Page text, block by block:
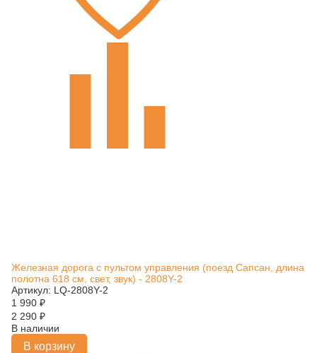
Железная дорога с пультом управления (поезд Сапсан, длина
полотна 618 см, свет, звук) - 2808Y-2
Артикул: LQ-2808Y-2
1 990 ₽
2 290 ₽
В наличии
В корзину